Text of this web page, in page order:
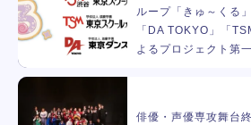
ループ「きゅ～くる
「DA TOKYO」「
よるプロジェクト第
俳優・声優専攻舞台終